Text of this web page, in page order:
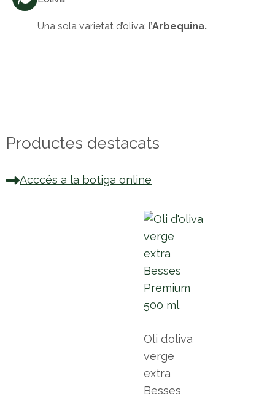
Una sola varietat d’oliva: l’Arbequina.
Productes destacats
Acccés a la botiga online
Oli d’oliva
verge
extra
Besses